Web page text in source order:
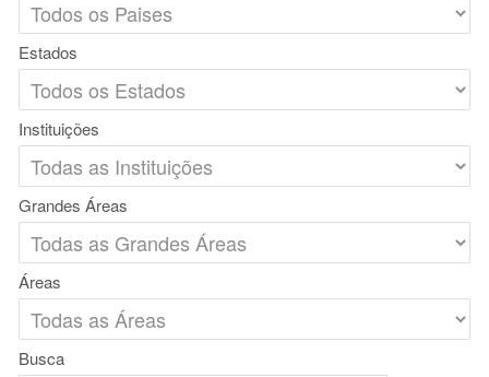
Estados
Instituições
Grandes Áreas
Áreas
Busca